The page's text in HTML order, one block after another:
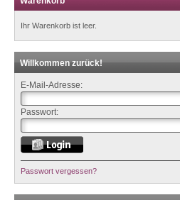
Ihr Warenkorb ist leer.
Willkommen zurück!
E-Mail-Adresse:
Passwort:
Passwort vergessen?